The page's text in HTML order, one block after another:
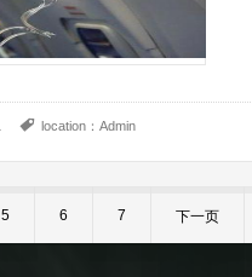
location：Admin
5 6 7 下一页